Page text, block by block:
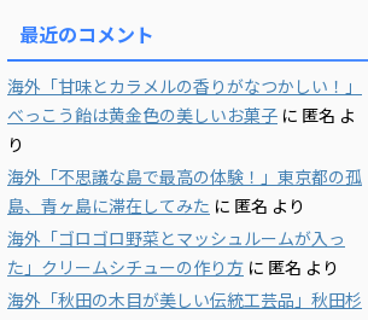
最近のコメント
海外「甘味とカラメルの香りがなつかしい！」
べっこう飴は黄金色の美しいお菓子 に 匿名 よ
り
海外「不思議な島で最高の体験！」東京都の孤
島、青ヶ島に滞在してみた に 匿名 より
海外「ゴロゴロ野菜とマッシュルームが入っ
た」クリームシチューの作り方 に 匿名 より
海外「秋田の木目が美しい伝統工芸品」秋田杉